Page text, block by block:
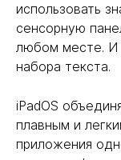
использовать
сенсорную
любом месте. И
набора текста.
iPadOS
плавным и
приложения